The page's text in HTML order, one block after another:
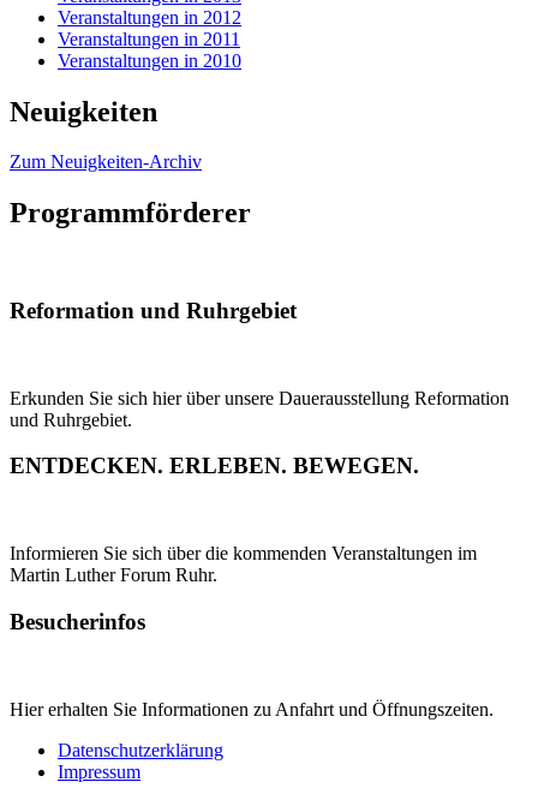
Veranstaltungen in 2012
Veranstaltungen in 2011
Veranstaltungen in 2010
Neuigkeiten
Zum Neuigkeiten-Archiv
Programmförderer
Reformation und Ruhrgebiet
Erkunden Sie sich hier über unsere Dauerausstellung Reformation
und Ruhrgebiet.
ENTDECKEN. ERLEBEN. BEWEGEN.
Informieren Sie sich über die kommenden Veranstaltungen im
Martin Luther Forum Ruhr.
Besucherinfos
Hier erhalten Sie Informationen zu Anfahrt und Öffnungszeiten.
Datenschutzerklärung
Impressum